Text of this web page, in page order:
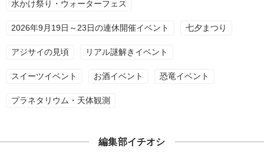
水かけ祭り・ウォーターフェス
2026年9月19日～23日の連休開催イベント 七夕まつり
アジサイの見頃 リアル謎解きイベント
スイーツイベント お酒イベント 恐竜イベント
プラネタリウム・天体観測
編集部イチオシ